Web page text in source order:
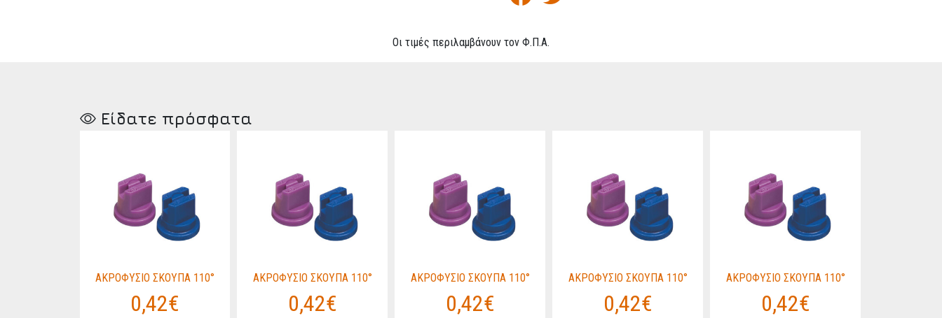
Οι τιμές περιλαμβάνουν τον Φ.Π.Α.
Είδατε πρόσφατα
ΑΚΡΟΦΥΣΙΟ ΣΚΟΥΠΑ 110°
0,42€
ΑΚΡΟΦΥΣΙΟ ΣΚΟΥΠΑ 110°
0,42€
ΑΚΡΟΦΥΣΙΟ ΣΚΟΥΠΑ 110°
0,42€
ΑΚΡΟΦΥΣΙΟ ΣΚΟΥΠΑ 110°
0,42€
ΑΚΡΟΦΥΣΙΟ ΣΚΟΥΠΑ 110°
0,42€